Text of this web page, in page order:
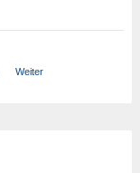
Weiter